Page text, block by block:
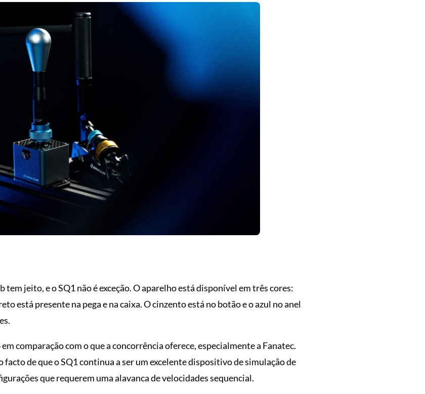
tem jeito, e o SQ1 não é exceção. O aparelho está disponível em três cores:
está presente na pega e na caixa. O cinzento está no botão e o azul no anel
comparação com o que a concorrência oferece, especialmente a Fanatec.
de que o SQ1 continua a ser um excelente dispositivo de simulação de
que requerem uma alavanca de velocidades sequencial.